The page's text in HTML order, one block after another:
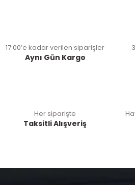
17:00’e kadar verilen siparişler
Aynı Gün Kargo
Her siparişte
Taksitli Alışveriş